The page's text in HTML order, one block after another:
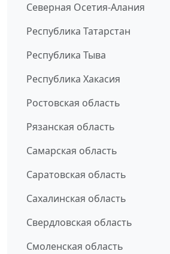
Северная Осетия-Алания
Республика Татарстан
Республика Тыва
Республика Хакасия
Ростовская область
Рязанская область
Самарская область
Саратовская область
Сахалинская область
Свердловская область
Смоленская область